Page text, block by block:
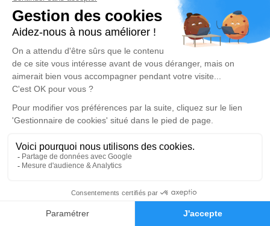
Faire-part Hommages
anecdote ou exprimer vos pensées à travers des
poèmes ou des textes. Cet endroit est un lieu
d'expression dédié à honorer la mémoire de Marcelino
RIBEIRO.
Un service de plantation d’arbre hommage est
disponible ici.
Je rends hommage
Cérémonie
Eglise Saint Roch 39 Avenue du Bourg
38300 Domarin